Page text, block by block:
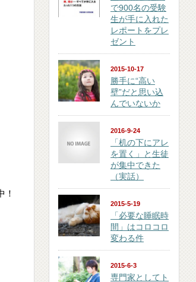
！
で900名の受験
生が手に入れた
レポートをプレ
ゼント
2015-10-17
勝手に“高い
壁”だと思い込
んでいないか
2016-9-24
「机の下にアレ
を置く」と生徒
が集中できた
（実話）
2015-5-19
「必要な睡眠時
間」はコロコロ
変わる件
2015-6-3
専門家としてト